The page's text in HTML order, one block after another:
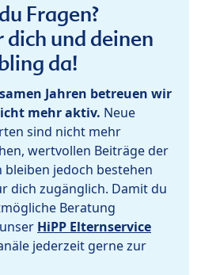
Fragen?
und deinen
da!
Jahren betreuen wir
mehr aktiv. Neue
sind nicht mehr
wertvollen Beiträge der
bleiben jedoch bestehen
dich zugänglich. Damit du
Beratung
HiPP Elternservice
jederzeit gerne zur